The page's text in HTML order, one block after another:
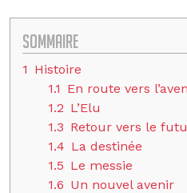
Sommaire
1 Histoire
1.1 En route vers
1.2 L’Elu
1.3 Retour vers le
1.4 La destinée
1.5 Le messie
1.6 Un nouvel avenir